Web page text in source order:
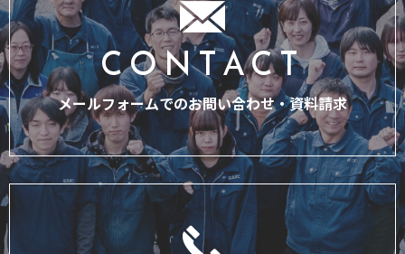
CONTACT
メールフォームでのお問い合わせ・資料請求